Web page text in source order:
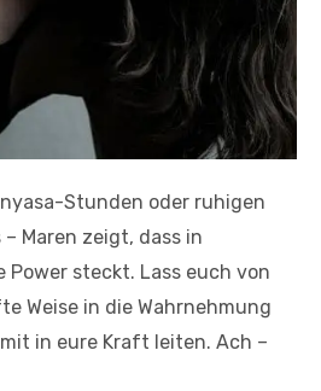
Stunden oder ruhigen
Maren zeigt, dass in
steckt. Lass euch von
Weise in die Wahrnehmung
in eure Kraft leiten. Ach –